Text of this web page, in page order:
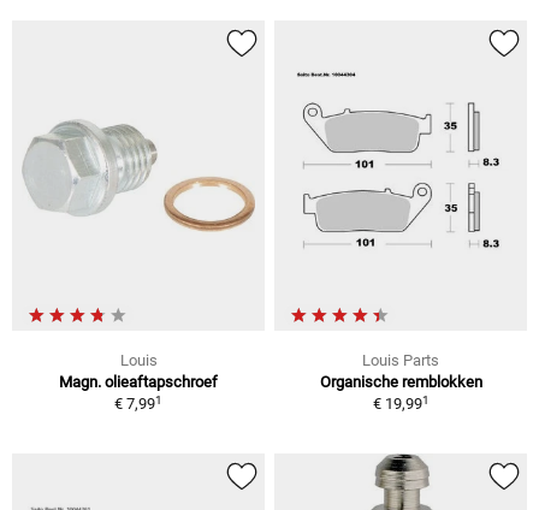
Louis
Magn. olieaftapschroef
€ 7,991
Louis Parts
Organische remblokken
€ 19,991